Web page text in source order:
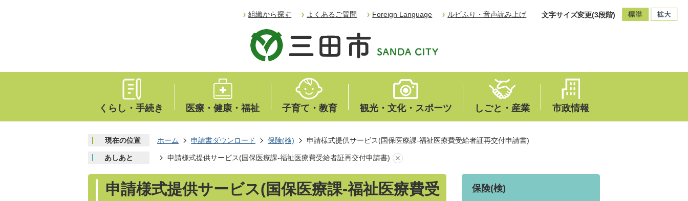
組織から探す よくあるご質問 Foreign Language ルビふり・音声読み上げ 文字サイズ変更(3段階)
くらし・手続き 医療・健康・福祉 子育て・教育 観光・文化・スポーツ しごと・産業 市政情報
現在の位置 ホーム 申請書ダウンロード 保険(検) 申請様式提供サービス(国保医療課-福祉医療費受給者証再交付申請書)
あしあと 申請様式提供サービス(国保医療課-福祉医療費受給者証再交付申請書)
申請様式提供サービス(国保医療課-福祉医療費受
保険(検)